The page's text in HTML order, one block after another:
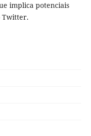
implica potenciais
Twitter.